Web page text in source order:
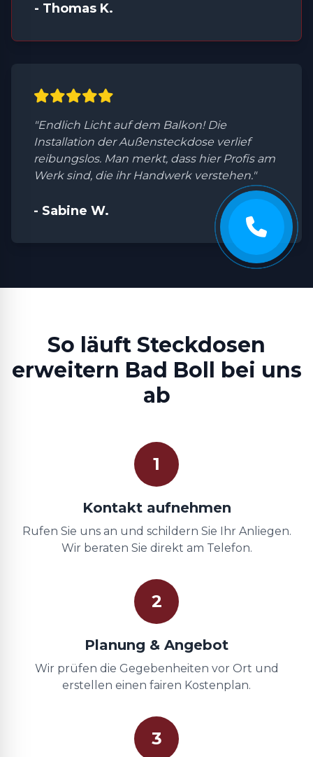
- Thomas K.
"Endlich Licht auf dem Balkon! Die
Installation der Außensteckdose verlief
reibungslos. Man merkt, dass hier Profis am
Werk sind, die ihr Handwerk verstehen."
- Sabine W.
So läuft Steckdosen
erweitern Bad Boll bei uns
ab
1
Kontakt aufnehmen
Rufen Sie uns an und schildern Sie Ihr Anliegen.
Wir beraten Sie direkt am Telefon.
2
Planung & Angebot
Wir prüfen die Gegebenheiten vor Ort und
erstellen einen fairen Kostenplan.
3